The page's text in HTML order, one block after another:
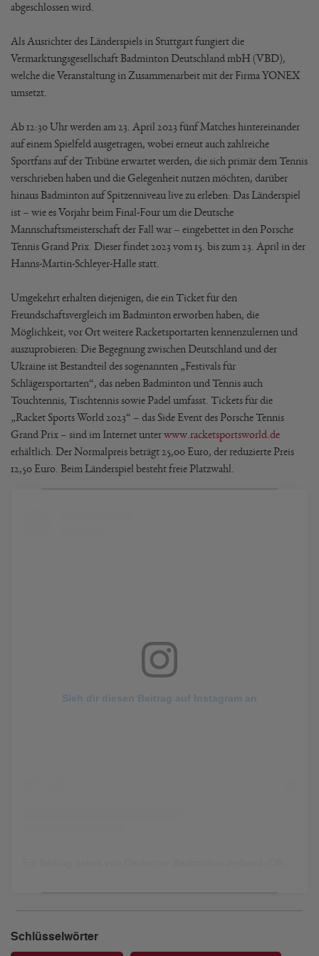
abgeschlossen wird.
Als Ausrichter des Länderspiels in Stuttgart fungiert die
Vermarktungsgesellschaft Badminton Deutschland mbH (VBD),
welche die Veranstaltung in Zusammenarbeit mit der Firma YONEX
umsetzt.
Ab 12:30 Uhr werden am 23. April 2023 fünf Matches hintereinander
auf einem Spielfeld ausgetragen, wobei erneut auch zahlreiche
Sportfans auf der Tribüne erwartet werden, die sich primär dem Tennis
verschrieben haben und die Gelegenheit nutzen möchten, darüber
hinaus Badminton auf Spitzenniveau live zu erleben: Das Länderspiel
ist – wie es Vorjahr beim Final-Four um die Deutsche
Mannschaftsmeisterschaft der Fall war – eingebettet in den Porsche
Tennis Grand Prix. Dieser findet 2023 vom 15. bis zum 23. April in der
Hanns-Martin-Schleyer-Halle statt.
Umgekehrt erhalten diejenigen, die ein Ticket für den
Freundschaftsvergleich im Badminton erworben haben, die
Möglichkeit, vor Ort weitere Racketsportarten kennenzulernen und
auszuprobieren: Die Begegnung zwischen Deutschland und der
Ukraine ist Bestandteil des sogenannten „Festivals für
Schlägersportarten“, das neben Badminton und Tennis auch
Touchtennis, Tischtennis sowie Padel umfasst. Tickets für die
„Racket Sports World 2023“ – das Side Event des Porsche Tennis
Grand Prix – sind im Internet unterwww.racketsportsworld.de
erhältlich. Der Normalpreis beträgt 25,00 Euro, der reduzierte Preis
12,50 Euro. Beim Länderspiel besteht freie Platzwahl.
Sieh dir diesen Beitrag auf Instagram an
Schlüsselwörter